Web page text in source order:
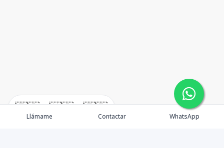
🇪🇸 🇺🇸 🇫🇷
Llámame Contactar WhatsApp